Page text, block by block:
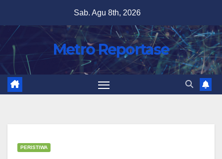
content
Sab. Agu 8th, 2026
Metro Reportase
PERISTIWA